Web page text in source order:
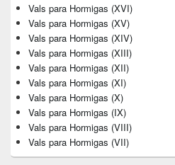
Vals para Hormigas (XVI)
Vals para Hormigas (XV)
Vals para Hormigas (XIV)
Vals para Hormigas (XIII)
Vals para Hormigas (XII)
Vals para Hormigas (XI)
Vals para Hormigas (X)
Vals para Hormigas (IX)
Vals para Hormigas (VIII)
Vals para Hormigas (VII)